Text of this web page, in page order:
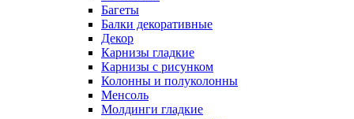
Багеты
Балки декоративные
Декор
Карнизы гладкие
Карнизы с рисунком
Колонны и полуколонны
Менсоль
Молдинги гладкие